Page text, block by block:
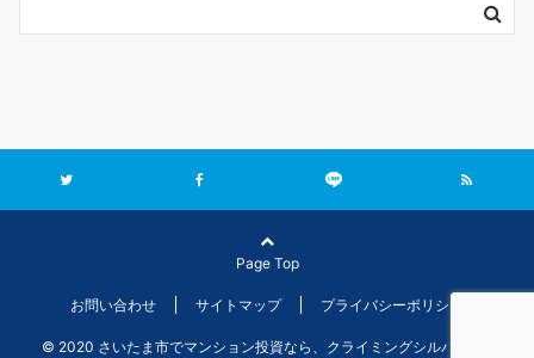
Page Top
お問い合わせ サイトマップ プライバシーポリシー
© 2020 さいたま市でマンション投資なら、クライミングシルバーコンサ